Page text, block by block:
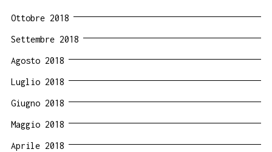
Ottobre 2018
Settembre 2018
Agosto 2018
Luglio 2018
Giugno 2018
Maggio 2018
Aprile 2018